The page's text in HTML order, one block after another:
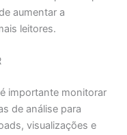
aumentar a
leitores.
importante monitorar
de análise para
visualizações e